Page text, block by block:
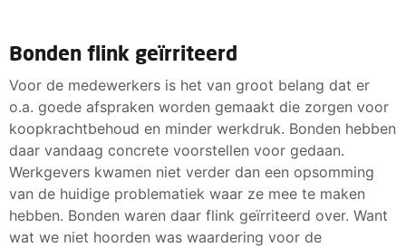
Bonden flink geïrriteerd
Voor de medewerkers is het van groot belang dat er
o.a. goede afspraken worden gemaakt die zorgen voor
koopkrachtbehoud en minder werkdruk. Bonden hebben
daar vandaag concrete voorstellen voor gedaan.
Werkgevers kwamen niet verder dan een opsomming
van de huidige problematiek waar ze mee te maken
hebben. Bonden waren daar flink geïrriteerd over. Want
wat we niet hoorden was waardering voor de